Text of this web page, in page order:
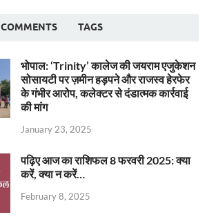
COMMENTS TAGS
भोपाल: ‘Trinity’ कालेज की जयराम एजुकेशन
सोसायटी पर ज़मीन हड़पने और राजस्व हेरफेर
के गंभीर आरोप, कलेक्टर से दंडात्मक कार्रवाई
की मांग
January 23, 2025
पढ़िए आज का राशिफल 8 फरवरी 2025: क्या
करें, क्या न करें…
February 8, 2025